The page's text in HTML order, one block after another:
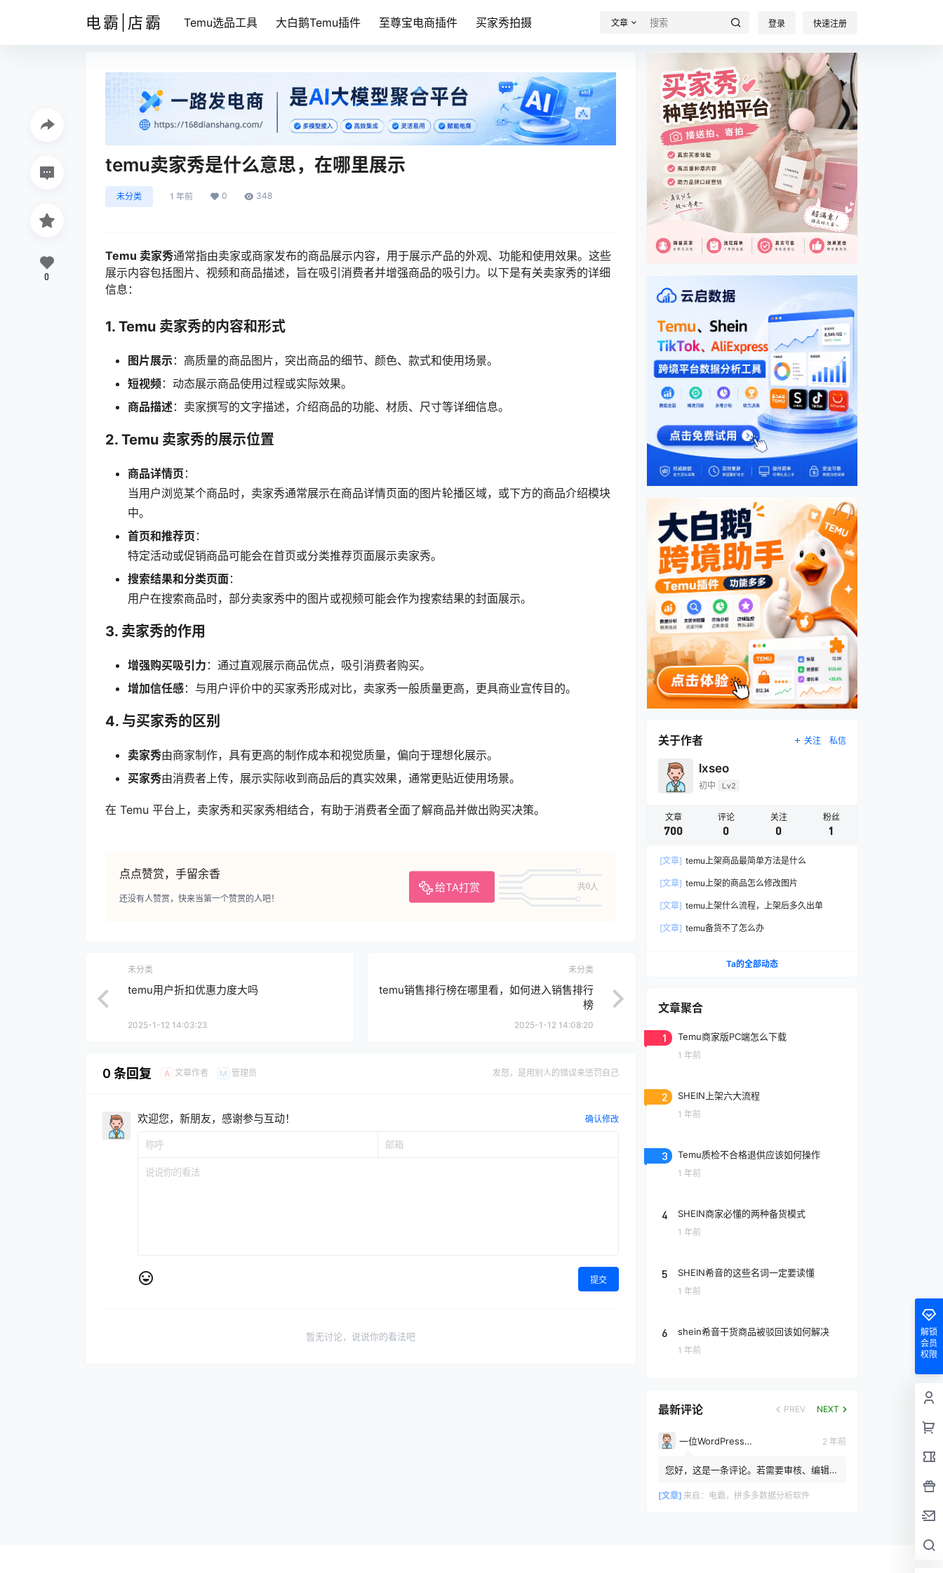
电霸|店霸 Temu选品工具 大白鹅Temu插件 至尊宝电商插件 买家秀拍摄 文章 登录 快速注册
temu卖家秀是什么意思，在哪里展示
未分类 1 年前 0 348
Temu 卖家秀通常指由卖家或商家发布的商品展示内容，用于展示产品的外观、功能和使用效果。这些
展示内容包括图片、视频和商品描述，旨在吸引消费者并增强商品的吸引力。以下是有关卖家秀的详细
信息：
1. Temu 卖家秀的内容和形式
图片展示：高质量的商品图片，突出商品的细节、颜色、款式和使用场景。
短视频：动态展示商品使用过程或实际效果。
商品描述：卖家撰写的文字描述，介绍商品的功能、材质、尺寸等详细信息。
2. Temu 卖家秀的展示位置
商品详情页 ：
当用户浏览某个商品时，卖家秀通常展示在商品详情页面的图片轮播区域，或下方的商品介绍模块
中。
首页和推荐页 ：
特定活动或促销商品可能会在首页或分类推荐页面展示卖家秀。
搜索结果和分类页面：
用户在搜索商品时，部分卖家秀中的图片或视频可能会作为搜索结果的封面展示。
3. 卖家秀的作用
增强购买吸引力 ：通过直观展示商品优点，吸引消费者购买。
增加信任感：与用户评价中的买家秀形成对比，卖家秀一般质量更高，更具商业宣传目的。
4. 与买家秀的区别
卖家秀由商家制作，具有更高的制作成本和视觉质量，偏向于理想化展示。
买家秀由消费者上传，展示实际收到商品后的真实效果，通常更贴近使用场景。
在 Temu 平台上，卖家秀和买家秀相结合，有助于消费者全面了解商品并做出购买决策。
点点赞赏，手留余香
给TA打赏 共0人
还没有人赞赏，快来当第一个赞赏的人吧！
0
未分类
temu用户折扣优惠力度大吗
2025-1-12 14:03:23
未分类
temu销售排行榜在哪里看，如何进入销售排行
榜
2025-1-12 14:08:20
0 条回复 A 文章作者 M 管理员 发怒，是用别人的错误来惩罚自己
欢迎您，新朋友，感谢参与互动！ 确认修改
提交
暂无讨论，说说你的看法吧
关于作者 关注 私信
lxseo
初中 Lv2
文章
700
评论
0
关注
0
粉丝
1
[文章] temu上架商品最简单方法是什么
[文章] temu上架的商品怎么修改图片
[文章] temu上架什么流程，上架后多久出单
[文章] temu备货不了怎么办
Ta的全部动态
文章聚合
1 Temu商家版PC端怎么下载
1 年前
2 SHEIN上架六大流程
1 年前
3 Temu质检不合格退供应该如何操作
1 年前
4 SHEIN商家必懂的两种备货模式
1 年前
5 SHEIN希音的这些名词一定要读懂
1 年前
6 shein希音干货商品被驳回该如何解决
1 年前
最新评论 PREV NEXT
一位WordPress评论者 2 年前
您好，这是一条评论。若需要审核、编辑或
者头像来自 Gravatar。
[文章] 来自： 电霸，拼多多数据分析软件
解锁
会员
权限